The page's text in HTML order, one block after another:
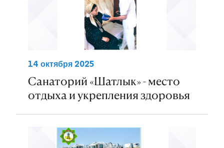
14 октября 2025
Санаторий «Шатлык» - место
отдыха и укрепления здоровья